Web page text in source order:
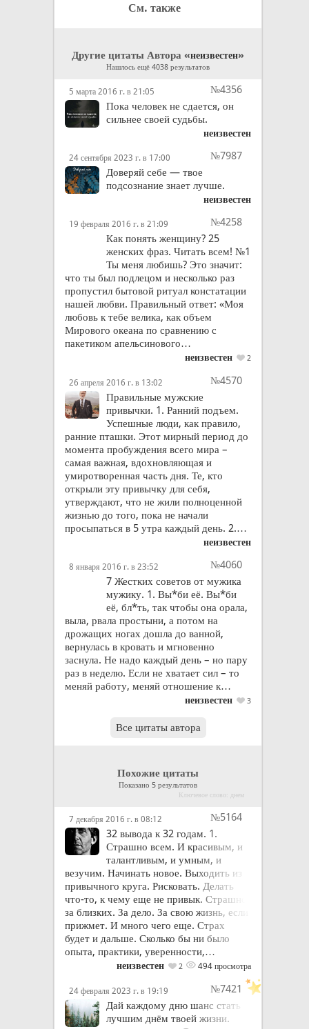
См. также
Другие цитаты Автора «неизвестен»
Нашлось ещё 4038 результатов
5 марта 2016 г. в 21:05
№4356
Пока человек не сдается, он
сильнее своей судьбы.
неизвестен
24 сентября 2023 г. в 17:00
№7987
Доверяй себе — твое
подсознание знает лучше.
неизвестен
19 февраля 2016 г. в 21:09
№4258
Как понять женщину? 25
женских фраз. Читать всем! №1
Ты меня любишь? Это значит:
что ты был подлецом и несколько раз
пропустил бытовой ритуал констатации
нашей любви. Правильный ответ: «Моя
любовь к тебе велика, как объем
Мирового океана по сравнению с
пакетиком апельсинового…
неизвестен 2
26 апреля 2016 г. в 13:02
№4570
Правильные мужские
привычки. 1. Ранний подъем.
Успешные люди, как правило,
ранние пташки. Этот мирный период до
момента пробуждения всего мира –
самая важная, вдохновляющая и
умиротворенная часть дня. Те, кто
открыли эту привычку для себя,
утверждают, что не жили полноценной
жизнью до того, пока не начали
просыпаться в 5 утра каждый день. 2.…
неизвестен
8 января 2016 г. в 23:52
№4060
7 Жестких советов от мужика
мужику. 1. Вы*би её. Вы*би
её, бл*ть, так чтобы она орала,
выла, рвала простыни, а потом на
дрожащих ногах дошла до ванной,
вернулась в кровать и мгновенно
заснула. Не надо каждый день – но пару
раз в неделю. Если не хватает сил – то
меняй работу, меняй отношение к…
неизвестен 3
Все цитаты автора
Похожие цитаты
Показано 5 результатов
Ключевое слово: днем
7 декабря 2016 г. в 08:12
№5164
32 вывода к 32 годам. 1.
Страшно всем. И красивым, и
талантливым, и умным, и
везучим. Начинать новое. Выходить из
привычного круга. Рисковать. Делать
что-то, к чему еще не привык. Страшно
за близких. За дело. За свою жизнь, если
прижмет. И много чего еще. Страх
будет и дальше. Сколько бы ни было
опыта, практики, уверенности,…
неизвестен 2 494 просмотра
24 февраля 2023 г. в 19:19
№7421
Дай каждому дню шанс стать
лучшим днём твоей жизни.